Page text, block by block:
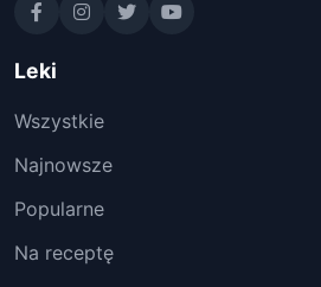
Leki
Wszystkie
Najnowsze
Popularne
Na receptę